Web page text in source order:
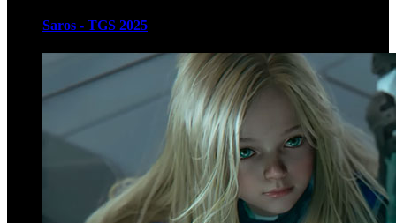
Saros - TGS 2025